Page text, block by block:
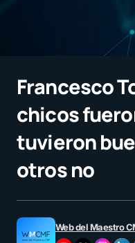
Francesco
chicos
tuvieron
otros no
Web del Maestro